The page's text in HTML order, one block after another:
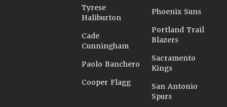
Tyrese
Haliburton
Cade
Cunningham
Paolo Banchero
Cooper Flagg
Phoenix Suns
Portland Trail
Blazers
Sacramento
Kings
San Antonio
Spurs